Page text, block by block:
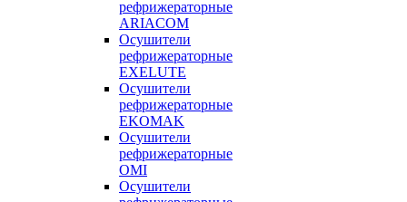
рефрижераторные
ARIACOM
Осушители
рефрижераторные
EXELUTE
Осушители
рефрижераторные
EKOMAK
Осушители
рефрижераторные
OMI
Осушители